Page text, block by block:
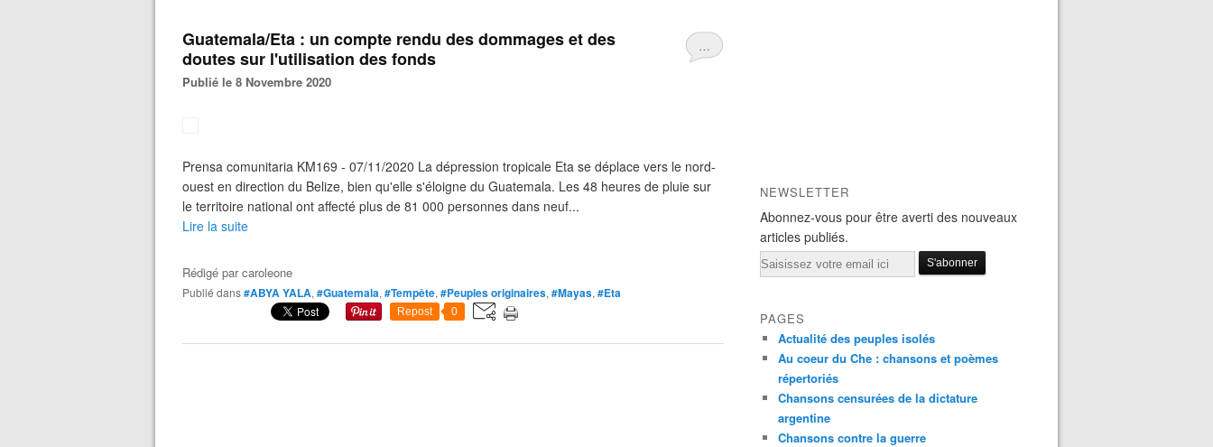
…
Guatemala/Eta : un compte rendu des dommages et des
doutes sur l'utilisation des fonds
Publié le 8 Novembre 2020
Prensa comunitaria KM169 - 07/11/2020 La dépression tropicale Eta se déplace vers le nord-
ouest en direction du Belize, bien qu'elle s'éloigne du Guatemala. Les 48 heures de pluie sur
le territoire national ont affecté plus de 81 000 personnes dans neuf...
Lire la suite
Rédigé parcaroleone
Publié dans#ABYA YALA, #Guatemala, #Tempête, #Peuples originaires, #Mayas, #Eta
Repost 0
NEWSLETTER
Abonnez-vous pour être averti des nouveaux
articles publiés.
Email
PAGES
Actualité des peuples isolés
Au coeur du Che : chansons et poèmes
répertoriés
Chansons censurées de la dictature
argentine
Chansons contre la guerre